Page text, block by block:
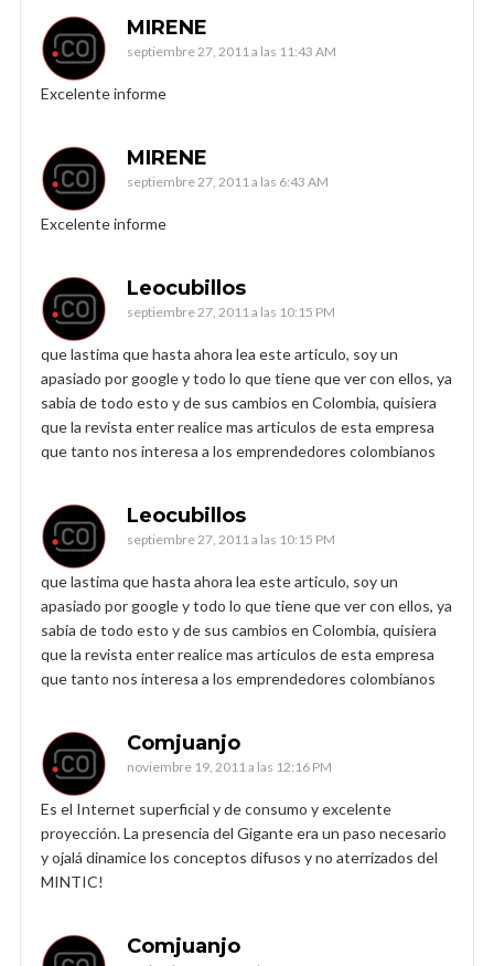
MIRENE
septiembre 27, 2011 a las 11:43 AM
Excelente informe
MIRENE
septiembre 27, 2011 a las 6:43 AM
Excelente informe
Leocubillos
septiembre 27, 2011 a las 10:15 PM
que lastima que hasta ahora lea este articulo, soy un
apasiado por google y todo lo que tiene que ver con ellos, ya
sabia de todo esto y de sus cambios en Colombia, quisiera
que la revista enter realice mas articulos de esta empresa
que tanto nos interesa a los emprendedores colombianos
Leocubillos
septiembre 27, 2011 a las 10:15 PM
que lastima que hasta ahora lea este articulo, soy un
apasiado por google y todo lo que tiene que ver con ellos, ya
sabia de todo esto y de sus cambios en Colombia, quisiera
que la revista enter realice mas articulos de esta empresa
que tanto nos interesa a los emprendedores colombianos
Comjuanjo
noviembre 19, 2011 a las 12:16 PM
Es el Internet superficial y de consumo y excelente
proyección. La presencia del Gigante era un paso necesario
y ojalá dinamice los conceptos difusos y no aterrizados del
MINTIC!
Comjuanjo